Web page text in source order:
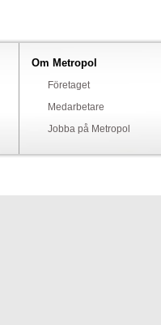
Om Metropol
Företaget
Medarbetare
Jobba på Metropol